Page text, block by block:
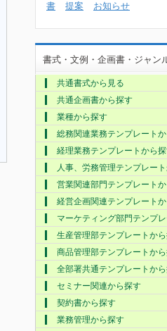
書
提案 お知らせ
書式・文例・企画書・ジャン
共通書式から見る
共通企画書から探す
業種から探す
総務関連業務テンプレート
経理業務テンプレートから
人事、労務管理テンプレー
営業関連部門テンプレート
経営企画関連テンプレート
マーケティング部門テンプ
生産管理部テンプレートか
商品管理部テンプレートか
全部署共通テンプレートか
セミナー関連から探す
契約書から探す
業務管理から探す